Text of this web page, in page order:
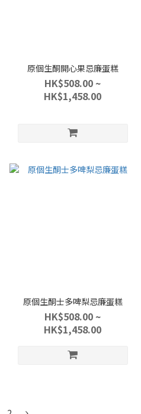
原個生酮開心果忌廉蛋糕
HK$508.00 ~
HK$1,458.00
原個生酮士多啤梨忌廉蛋糕
HK$508.00 ~
HK$1,458.00